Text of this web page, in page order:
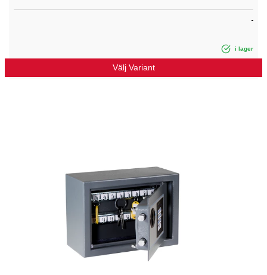
i lager
Välj Variant